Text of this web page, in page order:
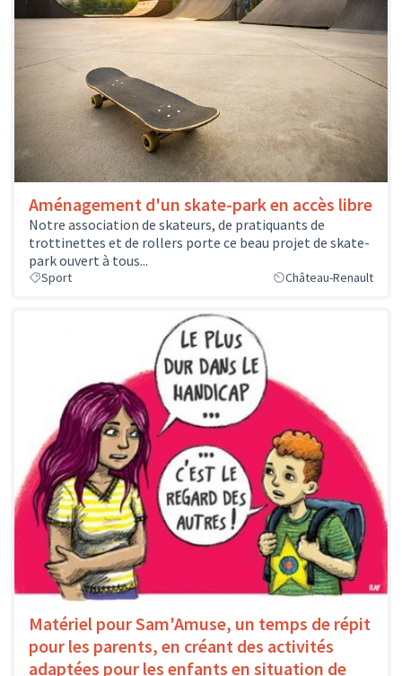
Aménagement d'un skate-park en accès libre
Notre association de skateurs, de pratiquants de
trottinettes et de rollers porte ce beau projet de skate-
park ouvert à tous...
Sport Château-Renault
Matériel pour Sam'Amuse, un temps de répit
pour les parents, en créant des activités
adaptées pour les enfants en situation de